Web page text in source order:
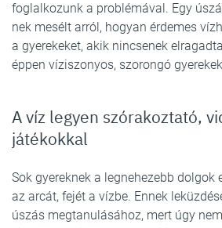
foglalkozunk a problémával. Egy
nek mesélt arról, hogyan érdemes
a gyerekeket, akik nincsenek
éppen víziszonyos, szorongó
A víz legyen szórakoztató,
játékokkal
Sok gyereknek a legnehezebb dolgok
az arcát, fejét a vízbe. Ennek
úszás megtanulásához, mert úgy